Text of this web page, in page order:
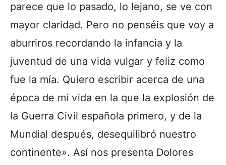
parece que lo pasado, lo lejano, se ve con
mayor claridad. Pero no penséis que voy a
aburriros recordando la infancia y la
juventud de una vida vulgar y feliz como
fue la mía. Quiero escribir acerca de una
época de mi vida en la que la explosión de
la Guerra Civil española primero, y de la
Mundial después, desequilibró nuestro
continente». Así nos presenta Dolores